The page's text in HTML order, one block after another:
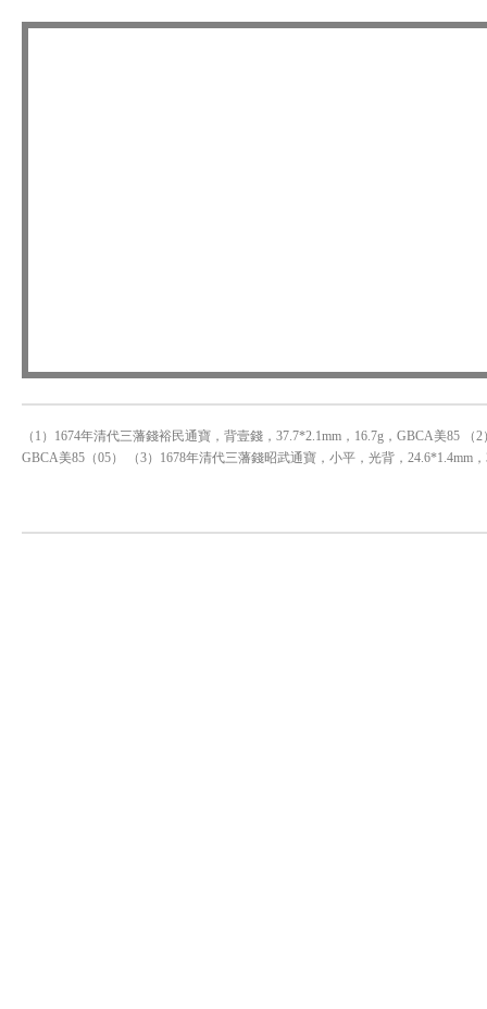
（1）1674年清代三藩錢裕民通寶，背壹錢，37.7*2.1mm，16.7g，GBCA美85
GBCA美85（05） （3）1678年清代三藩錢昭武通寶，小平，光背，24.6*1.4mm